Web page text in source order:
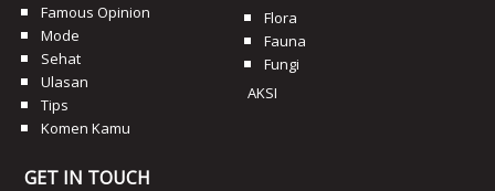
Famous Opinion
Mode
Sehat
Ulasan
Tips
Komen Kamu
Flora
Fauna
Fungi
AKSI
GET IN TOUCH